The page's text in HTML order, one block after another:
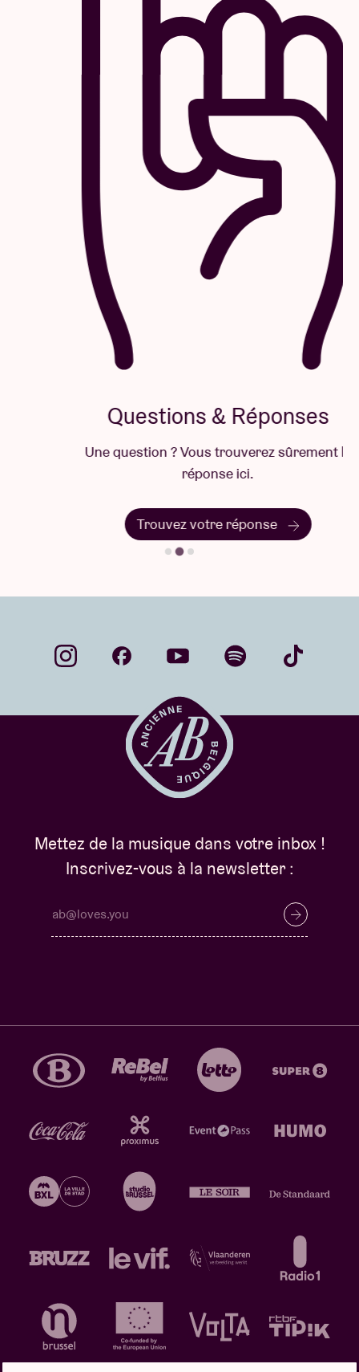
Questions & Réponses
Une question ? Vous trouverez sûrement la
réponse ici.
Trouvez votre réponse
Mettez de la musique dans votre inbox !
Inscrivez-vous à la newsletter :